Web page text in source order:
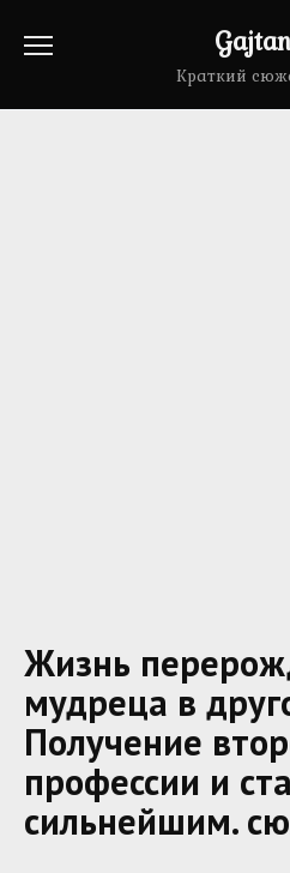
Краткий
Жизнь
мудреца в
Получение
профессии и
сильнейшим.